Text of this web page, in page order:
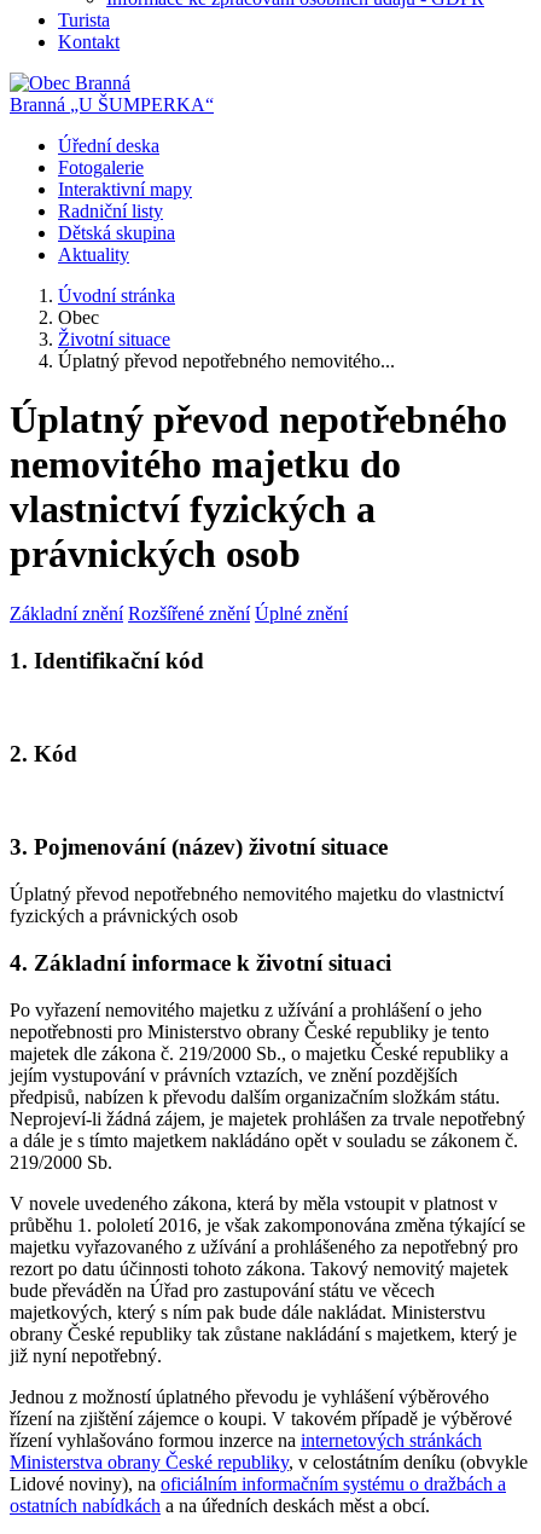
Turista
Kontakt
Branná „U ŠUMPERKA“
Úřední deska
Fotogalerie
Interaktivní mapy
Radniční listy
Dětská skupina
Aktuality
Úvodní stránka
Obec
Životní situace
Úplatný převod nepotřebného nemovitého...
Úplatný převod nepotřebného
nemovitého majetku do
vlastnictví fyzických a
právnických osob
Základní znění Rozšířené znění Úplné znění
1. Identifikační kód
2. Kód
3. Pojmenování (název) životní situace
Úplatný převod nepotřebného nemovitého majetku do vlastnictví
fyzických a právnických osob
4. Základní informace k životní situaci
Po vyřazení nemovitého majetku z užívání a prohlášení o jeho
nepotřebnosti pro Ministerstvo obrany České republiky je tento
majetek dle zákona č. 219/2000 Sb., o majetku České republiky a
jejím vystupování v právních vztazích, ve znění pozdějších
předpisů, nabízen k převodu dalším organizačním složkám státu.
Neprojeví-li žádná zájem, je majetek prohlášen za trvale nepotřebný
a dále je s tímto majetkem nakládáno opět v souladu se zákonem č.
219/2000 Sb.
V novele uvedeného zákona, která by měla vstoupit v platnost v
průběhu 1. pololetí 2016, je však zakomponována změna týkající se
majetku vyřazovaného z užívání a prohlášeného za nepotřebný pro
rezort po datu účinnosti tohoto zákona. Takový nemovitý majetek
bude převáděn na Úřad pro zastupování státu ve věcech
majetkových, který s ním pak bude dále nakládat. Ministerstvu
obrany České republiky tak zůstane nakládání s majetkem, který je
již nyní nepotřebný.
Jednou z možností úplatného převodu je vyhlášení výběrového
řízení na zjištění zájemce o koupi. V takovém případě je výběrové
řízení vyhlašováno formou inzerce na internetových stránkách
Ministerstva obrany České republiky, v celostátním deníku (obvykle
Lidové noviny), na oficiálním informačním systému o dražbách a
ostatních nabídkách a na úředních deskách měst a obcí.